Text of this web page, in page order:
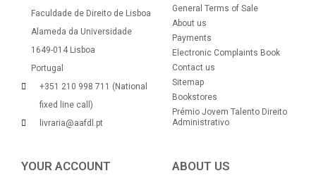
Faculdade de Direito de Lisboa
Alameda da Universidade
1649-014 Lisboa
Portugal
+351 210 998 711 (National
fixed line call)
livraria@aafdl.pt
General Terms of Sale
About us
Payments
Electronic Complaints Book
Contact us
Sitemap
Bookstores
Prémio Jovem Talento Direito
Administrativo
YOUR ACCOUNT ABOUT US